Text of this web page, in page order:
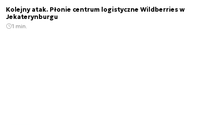
Kolejny atak. Płonie centrum logistyczne Wildberries w
Jekaterynburgu
1 min.